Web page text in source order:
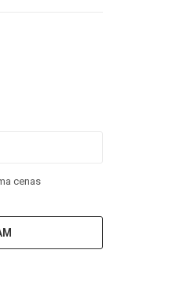
cenas